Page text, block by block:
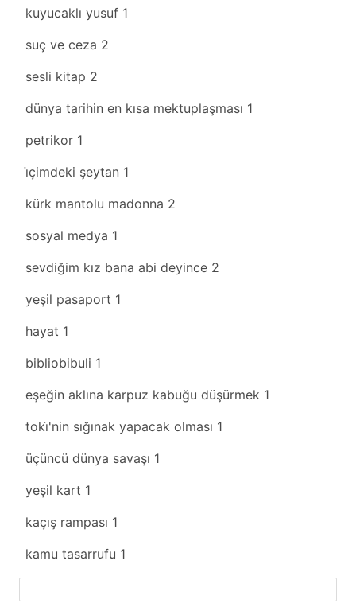
kuyucaklı yusuf 1
suç ve ceza 2
sesli kitap 2
dünya tarihin en kısa mektuplaşması 1
petrikor 1
i̇çimdeki şeytan 1
kürk mantolu madonna 2
sosyal medya 1
sevdiğim kız bana abi deyince 2
yeşil pasaport 1
hayat 1
bibliobibuli 1
eşeğin aklına karpuz kabuğu düşürmek 1
toki̇'nin sığınak yapacak olması 1
üçüncü dünya savaşı 1
yeşil kart 1
kaçış rampası 1
kamu tasarrufu 1